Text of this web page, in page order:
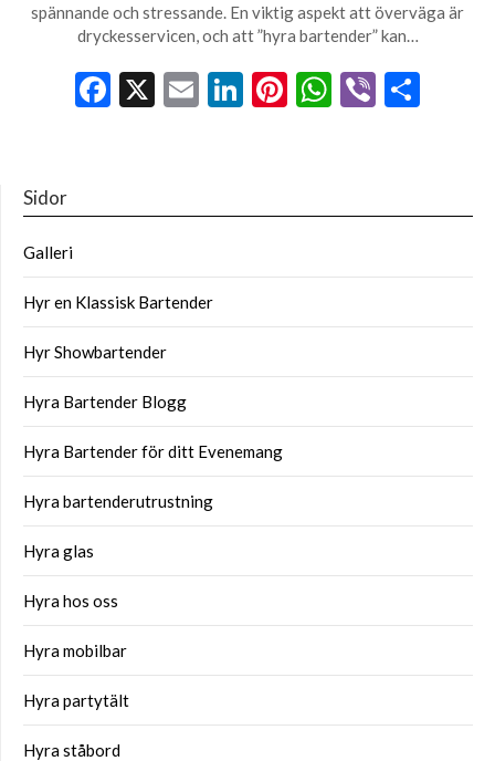
spännande och stressande. En viktig aspekt att överväga är
dryckesservicen, och att ”hyra bartender” kan…
Facebook
X EmailLinkedIn
Pinterest
WhatsApp
Viber
Sidor
Galleri
Hyr en Klassisk Bartender
Hyr Showbartender
Hyra Bartender Blogg
Hyra Bartender för ditt Evenemang
Hyra bartenderutrustning
Hyra glas
Hyra hos oss
Hyra mobilbar
Hyra partytält
Hyra ståbord